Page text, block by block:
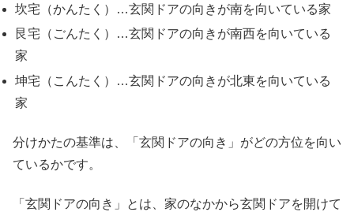
坎宅（かんたく）…玄関ドアの向きが南を向いている家
艮宅（ごんたく）…玄関ドアの向きが南西を向いている
家
坤宅（こんたく）…玄関ドアの向きが北東を向いている
家
分けかたの基準は、「玄関ドアの向き」がどの方位を向い
ているかです。
「玄関ドアの向き」とは、家のなかから玄関ドアを開けて